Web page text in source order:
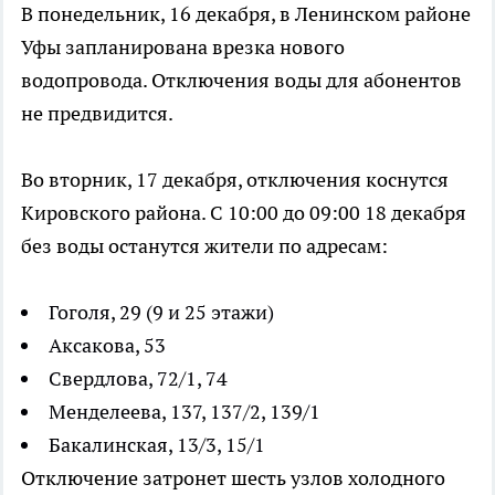
В понедельник, 16 декабря, в Ленинском районе
Уфы запланирована врезка нового
водопровода. Отключения воды для абонентов
не предвидится.
Во вторник, 17 декабря, отключения коснутся
Кировского района. С 10:00 до 09:00 18 декабря
без воды останутся жители по адресам:
Гоголя, 29 (9 и 25 этажи)
Аксакова, 53
Свердлова, 72/1, 74
Менделеева, 137, 137/2, 139/1
Бакалинская, 13/3, 15/1
Отключение затронет шесть узлов холодного